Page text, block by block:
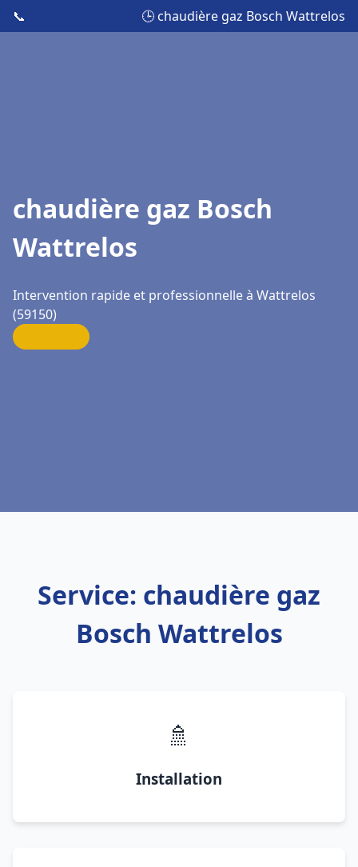
📞 🕒 chaudière gaz Bosch Wattrelos
chaudière gaz Bosch
Wattrelos
Intervention rapide et professionnelle à Wattrelos
(59150)
Service: chaudière gaz
Bosch Wattrelos
🚿
Installation